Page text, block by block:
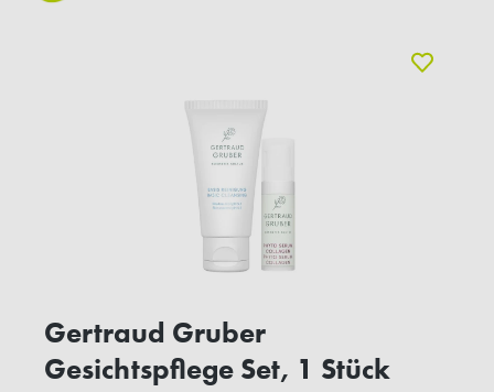
Gertraud Gruber
Gesichtspflege Set, 1 Stück